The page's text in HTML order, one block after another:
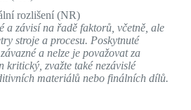
rozlišení (NR)
a závisí na řadě faktorů, včetně, ale
stroje a procesu. Poskytnuté
a nelze je považovat za
kritický, zvažte také nezávislé
materiálů nebo finálních dílů.